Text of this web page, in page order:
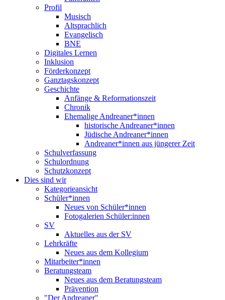
Profil
Musisch
Altsprachlich
Evangelisch
BNE
Digitales Lernen
Inklusion
Förderkonzept
Ganztagskonzept
Geschichte
Anfänge & Reformationszeit
Chronik
Ehemalige Andreaner*innen
historische Andreaner*innen
Jüdische Andreaner*innen
Andreaner*innen aus jüngerer Zeit
Schulverfassung
Schulordnung
Schutzkonzept
Dies sind wir
Kategorieansicht
Schüler*innen
Neues von Schüler*innen
Fotogalerien Schüler:innen
SV
Aktuelles aus der SV
Lehrkräfte
Neues aus dem Kollegium
Mitarbeiter*innen
Beratungsteam
Neues aus dem Beratungsteam
Prävention
"Der Andreaner"